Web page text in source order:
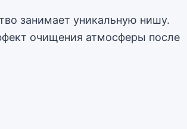
занимает уникальную нишу.
очищения атмосферы после